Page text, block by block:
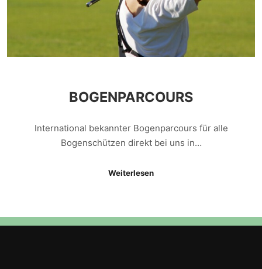
BOGENPARCOURS
International bekannter Bogenparcours für alle
Bogenschützen direkt bei uns in…
Weiterlesen